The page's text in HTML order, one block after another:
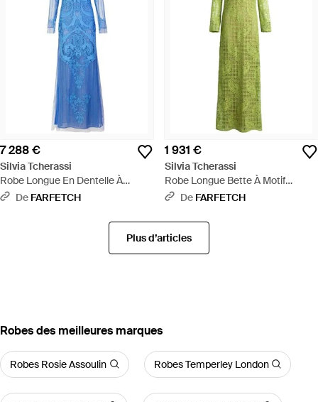
7 288 €
Silvia Tcherassi
Robe Longue En Dentelle À
Manches Longues - Bleu
De FARFETCH
1 931 €
Silvia Tcherassi
Robe Longue Bette À Motif
Cachemire En Dentelle - Vert
De FARFETCH
Plus d’articles
‪Robes‬ des meilleures marques
Robes Rosie Assoulin Robes Temperley London